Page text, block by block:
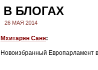
В БЛОГАХ
26 МАЯ 2014
Мхитарян Саня:
Новоизбранный Европарламент